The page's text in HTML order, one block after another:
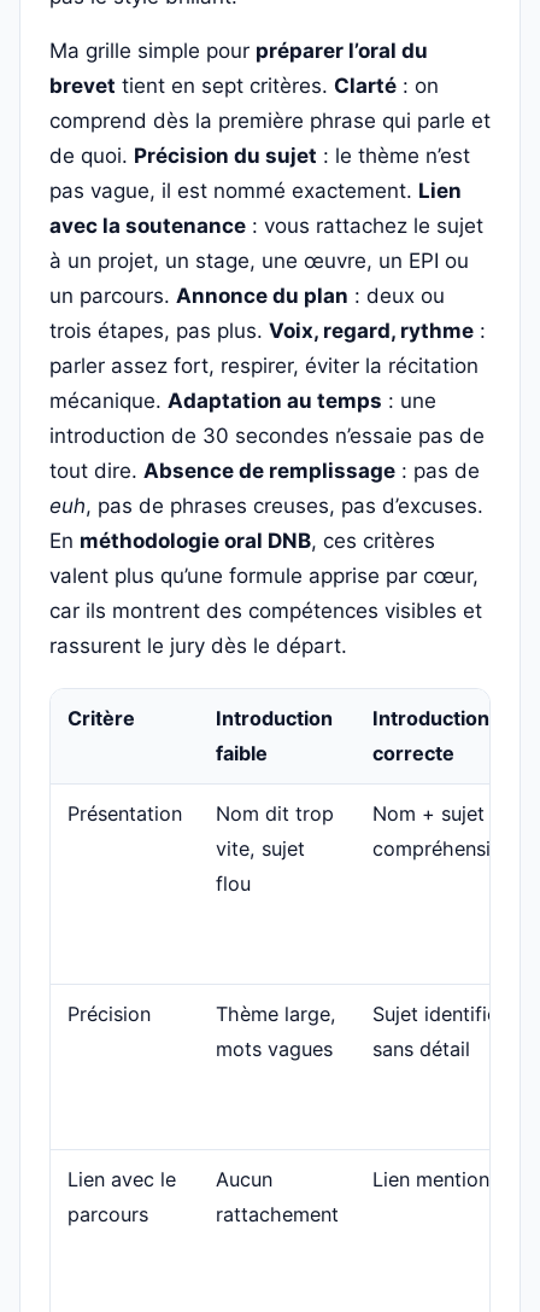
Ma grille simple pour préparer l’oral du
brevet tient en sept critères. Clarté : on
comprend dès la première phrase qui parle et
de quoi. Précision du sujet : le thème n’est
pas vague, il est nommé exactement. Lien
avec la soutenance : vous rattachez le sujet
à un projet, un stage, une œuvre, un EPI ou
un parcours. Annonce du plan : deux ou
trois étapes, pas plus. Voix, regard, rythme :
parler assez fort, respirer, éviter la récitation
mécanique. Adaptation au temps : une
introduction de 30 secondes n’essaie pas de
tout dire. Absence de remplissage : pas de
euh, pas de phrases creuses, pas d’excuses.
En méthodologie oral DNB, ces critères
valent plus qu’une formule apprise par cœur,
car ils montrent des compétences visibles et
rassurent le jury dès le départ.
Critère
Introduction
faible
Introduction
correcte
Présentation
Nom dit trop
vite, sujet
flou
Nom + sujet
compréhensibles
Précision
Thème large,
mots vagues
Sujet identifié
sans détail
Lien avec le
parcours
Aucun
rattachement
Lien mentionné